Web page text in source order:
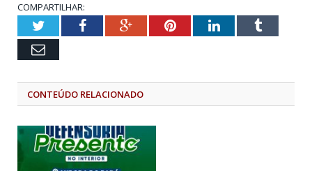
COMPARTILHAR:
TwitterFacebookGoogle+PinterestLinkedInTumblr
Email
CONTEÚDO RELACIONADO